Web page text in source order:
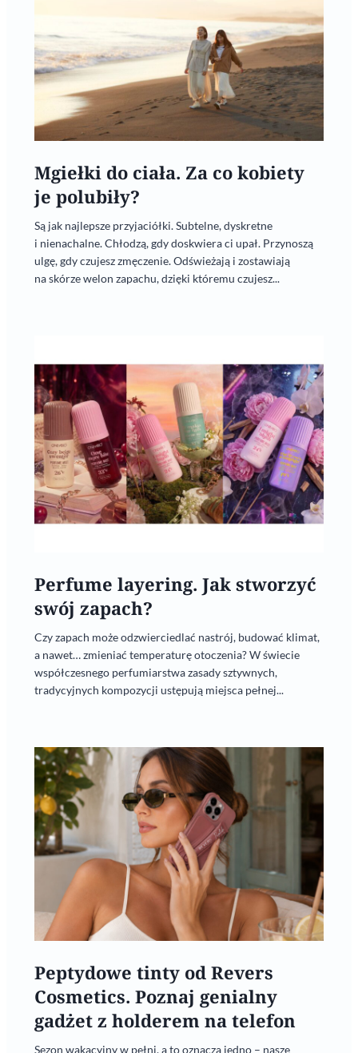
Mgiełki do ciała. Za co kobiety
je polubiły?
Są jak najlepsze przyjaciółki. Subtelne, dyskretne
i nienachalne. Chłodzą, gdy doskwiera ci upał. Przynoszą
ulgę, gdy czujesz zmęczenie. Odświeżają i zostawiają
na skórze welon zapachu, dzięki któremu czujesz...
Perfume layering. Jak stworzyć
swój zapach?
Czy zapach może odzwierciedlać nastrój, budować klimat,
a nawet… zmieniać temperaturę otoczenia? W świecie
współczesnego perfumiarstwa zasady sztywnych,
tradycyjnych kompozycji ustępują miejsca pełnej...
Peptydowe tinty od Revers
Cosmetics. Poznaj genialny
gadżet z holderem na telefon
Sezon wakacyjny w pełni, a to oznacza jedno – nasze